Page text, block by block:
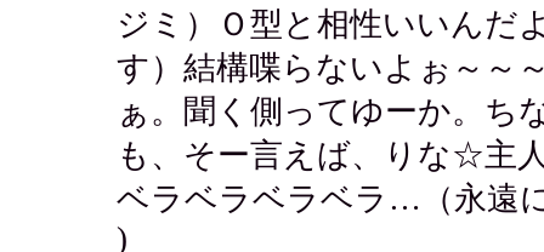
ジミ）Ｏ型と相性いいんだ
す）結構喋らないよぉ～～
ぁ。聞く側ってゆーか。ち
も、そー言えば、りな☆主
ベラベラベラベラ…（永遠
)